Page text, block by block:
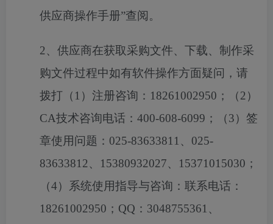
供应商操作手册”查阅。
2、供应商在获取采购文件、下载、制作采
购文件过程中如有软件操作方面疑问，请
拨打（1）注册咨询：18261002950；（2）
CA技术咨询电话：400-608-6099；（3）签
章使用问题：025-83633811、025-
83633812、15380932027、15371015030；
（4）系统使用指导与咨询：联系电话：
18261002950；QQ：3048755361、